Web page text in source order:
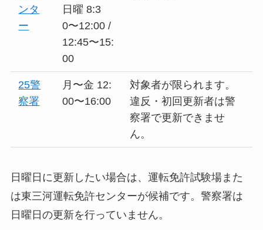
ンタ
ー
日曜 8:3
0〜12:00 /
12:45〜15:
00
25警
察署
月〜金 12:
00〜16:00
対象者が限られます。
違反・初回更新者は警
察署で更新できませ
ん。
日曜日に更新したい場合は、運転免許試験場また
は東三河運転免許センターが候補です。警察署は
日曜日の更新を行っていません。